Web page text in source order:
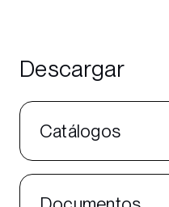
Descargar
Catálogos